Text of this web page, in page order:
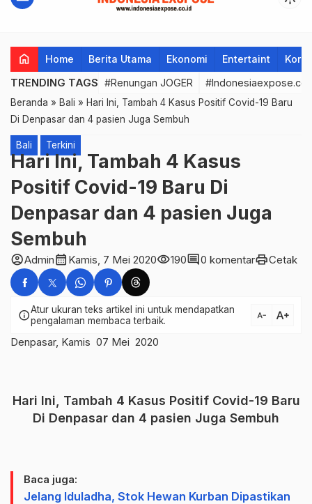
home Home Berita Utama Ekonomi Entertaint
TRENDING TAGS #Renungan JOGER
Beranda » Bali » Hari Ini, Tambah 4 Kasus Positif Covid-19 Baru
Di Denpasar dan 4 pasien Juga Sembuh
Bali Terkini
Hari Ini, Tambah 4 Kasus
Positif Covid-19 Baru Di
Denpasar dan 4 pasien Juga
Sembuh
account_circleAdmincalendar_month Kamis, 7 Mei 2020visibility190comment0 komentarprintCetak
infoAtur ukuran teks artikel ini untuk mendapatkan
pengalaman membaca terbaik.
text_decrease text_increase
Denpasar, Kamis 07 Mei 2020
Hari Ini, Tambah 4 Kasus Positif Covid-19 Baru
Di Denpasar dan 4 pasien Juga Sembuh
Baca juga:
Jelang Iduladha, Stok Hewan Kurban Dipastikan